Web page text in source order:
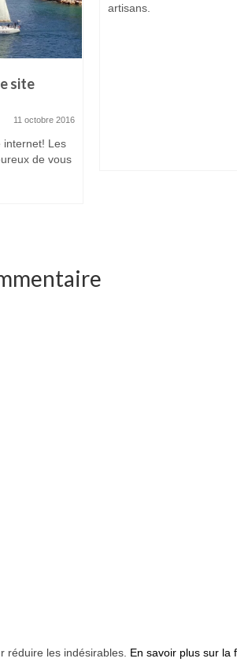
site
11 octobre 2016
internet! Les
de vous
artisans.
réduire les indésirables. En savoir plus sur la